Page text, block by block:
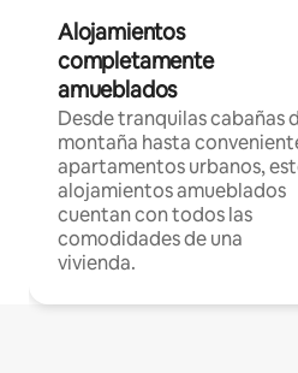
Alojamientos
completamente
amueblados
Desde tranquilas cabañas
montaña hasta
apartamentos urbanos,
alojamientos amueblados
cuentan con todos las
comodidades de una
vivienda.